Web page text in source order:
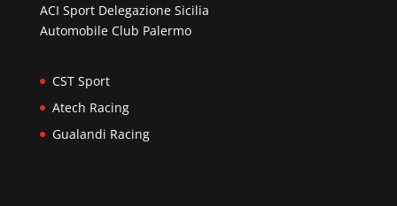
ACI Sport Delegazione Sicilia
Automobile Club Palermo
CST Sport
Atech Racing
Gualandi Racing